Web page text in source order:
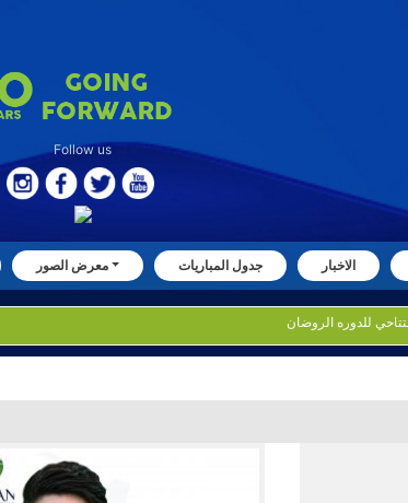
Follow us
معرض الصور جدول المباريات الاخبار